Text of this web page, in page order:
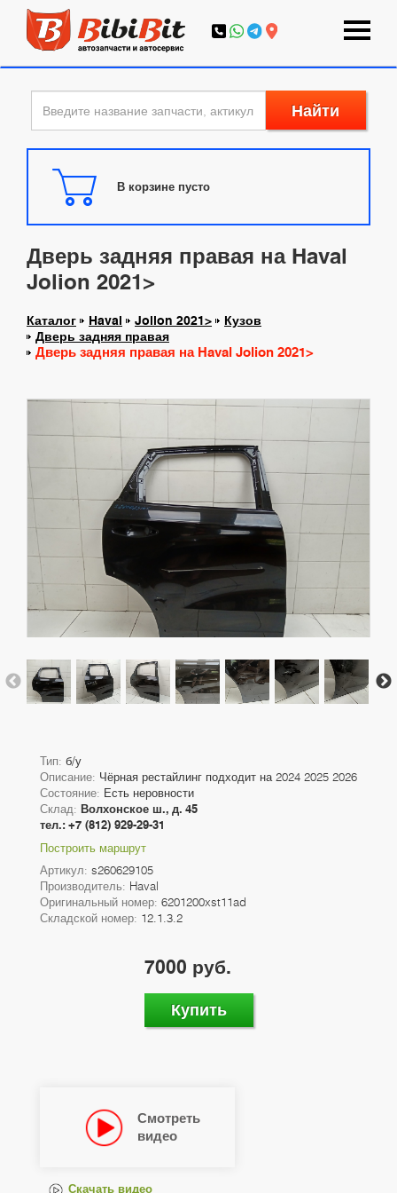
Найти
В корзине пусто
Дверь задняя правая на Haval
Jolion 2021>
Каталог Haval Jolion 2021>
Кузов
Дверь задняя правая
Дверь задняя правая на Haval Jolion 2021>
Тип: б/у
Описание: Чёрная рестайлинг подходит на 2024 2025 2026
Состояние: Есть неровности
Склад: Волхонское ш., д. 45
тел.: +7 (812) 929-29-31
Построить маршрут
Артикул: s260629105
Производитель: Haval
Оригинальный номер: 6201200xst11ad
Складской номер: 12.1.3.2
7000 руб.
Купить
Смотреть
видео
Скачать видео